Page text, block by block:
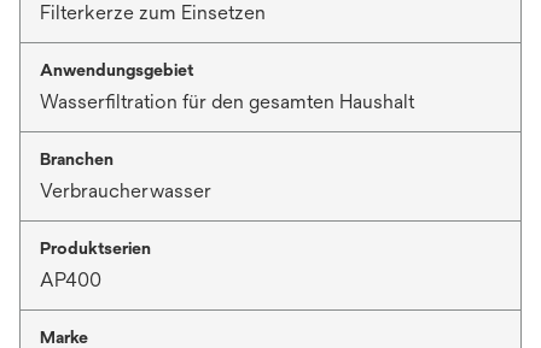
Filterkerze zum Einsetzen
Anwendungsgebiet
Wasserfiltration für den gesamten Haushalt
Branchen
Verbraucherwasser
Produktserien
AP400
Marke